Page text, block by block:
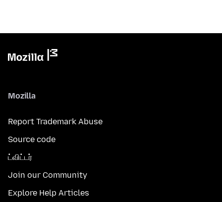
Mozilla
Report Trademark Abuse
Source code
ட்விட்டர்
Join our Community
Explore Help Articles